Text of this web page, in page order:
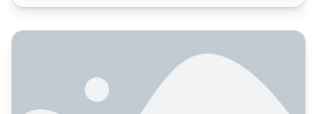
SEO On-Page vs Off-Page : Guide Complet pour Mieux